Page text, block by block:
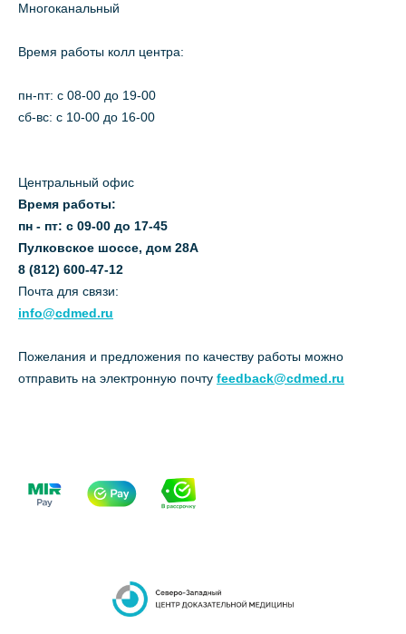
Многоканальный
Время работы колл центра:
пн-пт: c 08-00 до 19-00
сб-вс: с 10-00 до 16-00
Центральный офис
Время работы:
пн - пт: с 09-00 до 17-45
Пулковское шоссе, дом 28А
8 (812) 600-47-12
Почта для связи:
info@cdmed.ru
Пожелания и предложения по качеству работы можно
отправить на электронную почту feedback@cdmed.ru